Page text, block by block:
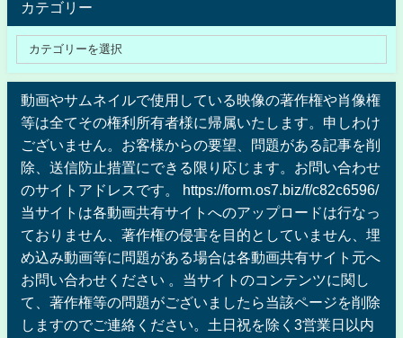
カテゴリー
動画やサムネイルで使用している映像の著作権や肖像権
等は全てその権利所有者様に帰属いたします。申しわけ
ございません。お客様からの要望、問題がある記事を削
除、送信防止措置にできる限り応じます。お問い合わせ
のサイトアドレスです。 https://form.os7.biz/f/c82c6596/
当サイトは各動画共有サイトへのアップロードは行なっ
ておりません、著作権の侵害を目的としていません、埋
め込み動画等に問題がある場合は各動画共有サイト元へ
お問い合わせください 。当サイトのコンテンツに関し
て、著作権等の問題がございましたら当該ページを削除
しますのでご連絡ください。土日祝を除く3営業日以内